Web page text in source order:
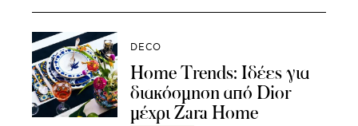
DECO
Home Trends: Ιδέες για
διακόσμηση από Dior
μέχρι Zara Home